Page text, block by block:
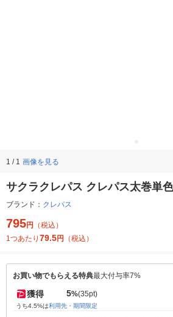
1 / 1 画像を見る
サクラクレパス クレパス太巻単
ブランド： クレパス
795円
（税込）
1つあたり 79.5円 （税込）
お買い物でもらえる特典最大付与率7%
獲得 5%(35pt)
うち4.5%は利用先・期間限定